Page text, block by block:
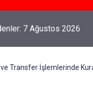
7 Ağustos 2026
Transfer İşlemlerinde